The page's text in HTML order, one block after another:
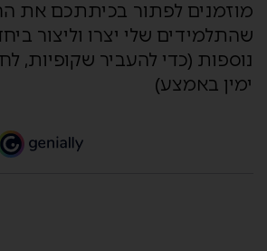
מוזמנים לפתור בכיתתכם את
שהתלמידים שלי יצרו וליצור
נוספות (כדי להעביר שקופיות,
ימין באמצע)